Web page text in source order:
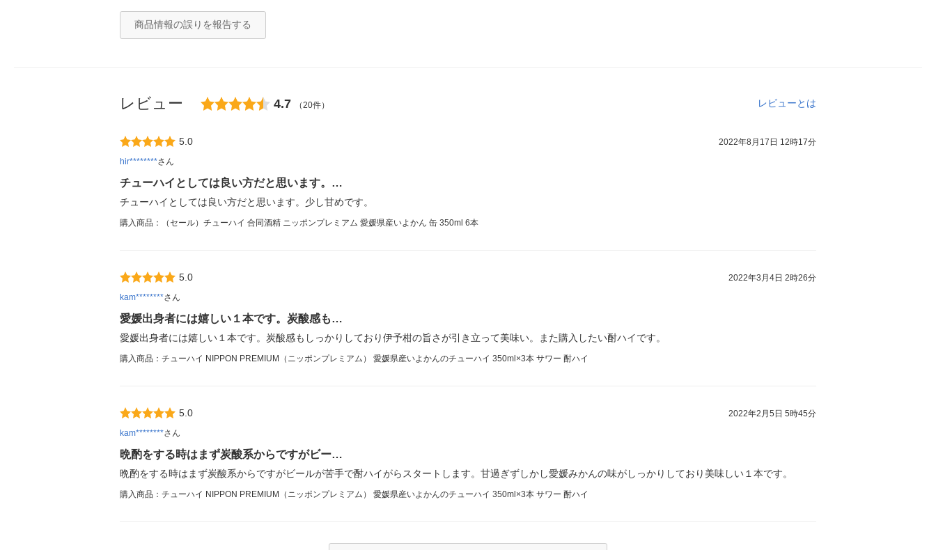
商品情報の誤りを報告する
レビュー 4.7 （20件） レビューとは
5.0
2022年8月17日 12時17分
hir********さん
チューハイとしては良い方だと思います。…
チューハイとしては良い方だと思います。少し甘めです。
購入商品：（セール）チューハイ 合同酒精 ニッポンプレミアム 愛媛県産いよかん 缶 350ml 6本
5.0
2022年3月4日 2時26分
kam********さん
愛媛出身者には嬉しい１本です。炭酸感も…
愛媛出身者には嬉しい１本です。炭酸感もしっかりしており伊予柑の旨さが引き立って美味い。また購入したい酎ハイです。
購入商品：チューハイ NIPPON PREMIUM（ニッポンプレミアム） 愛媛県産いよかんのチューハイ 350ml×3本 サワー 酎ハイ
5.0
2022年2月5日 5時45分
kam********さん
晩酌をする時はまず炭酸系からですがビー…
晩酌をする時はまず炭酸系からですがビールが苦手で酎ハイがらスタートします。甘過ぎずしかし愛媛みかんの味がしっかりしており美味しい１本です。
購入商品：チューハイ NIPPON PREMIUM（ニッポンプレミアム） 愛媛県産いよかんのチューハイ 350ml×3本 サワー 酎ハイ